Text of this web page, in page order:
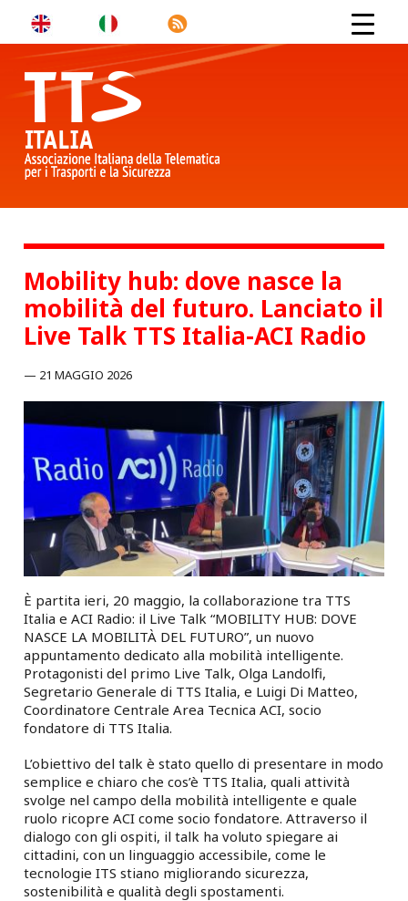
Mobility hub: dove nasce la
mobilità del futuro. Lanciato il
Live Talk TTS Italia-ACI Radio
21 MAGGIO 2026
È partita ieri, 20 maggio, la collaborazione tra TTS
Italia e ACI Radio: il Live Talk “MOBILITY HUB: DOVE
NASCE LA MOBILITÀ DEL FUTURO”, un nuovo
appuntamento dedicato alla mobilità intelligente.
Protagonisti del primo Live Talk, Olga Landolfi,
Segretario Generale di TTS Italia, e Luigi Di Matteo,
Coordinatore Centrale Area Tecnica ACI, socio
fondatore di TTS Italia.
L’obiettivo del talk è stato quello di presentare in modo
semplice e chiaro che cos’è TTS Italia, quali attività
svolge nel campo della mobilità intelligente e quale
ruolo ricopre ACI come socio fondatore. Attraverso il
dialogo con gli ospiti, il talk ha voluto spiegare ai
cittadini, con un linguaggio accessibile, come le
tecnologie ITS stiano migliorando sicurezza,
sostenibilità e qualità degli spostamenti.